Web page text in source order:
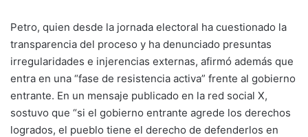
Petro, quien desde la jornada electoral ha cuestionado la
transparencia del proceso y ha denunciado presuntas
irregularidades e injerencias externas, afirmó además que
entra en una “fase de resistencia activa” frente al gobierno
entrante. En un mensaje publicado en la red social X,
sostuvo que “si el gobierno entrante agrede los derechos
logrados, el pueblo tiene el derecho de defenderlos en